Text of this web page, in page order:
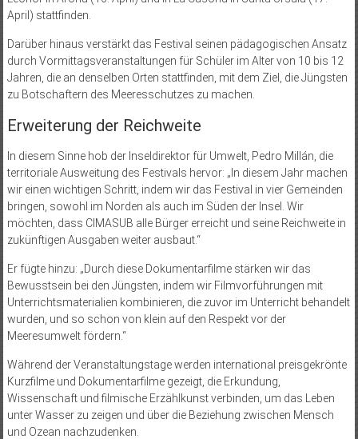
April) stattfinden.
Darüber hinaus verstärkt das Festival seinen pädagogischen Ansatz
durch Vormittagsveranstaltungen für Schüler im Alter von 10 bis 12
Jahren, die an denselben Orten stattfinden, mit dem Ziel, die Jüngsten
zu Botschaftern des Meeresschutzes zu machen.
Erweiterung der Reichweite
In diesem Sinne hob der Inseldirektor für Umwelt, Pedro Millán, die
territoriale Ausweitung des Festivals hervor: „In diesem Jahr machen
wir einen wichtigen Schritt, indem wir das Festival in vier Gemeinden
bringen, sowohl im Norden als auch im Süden der Insel. Wir
möchten, dass CIMASUB alle Bürger erreicht und seine Reichweite in
zukünftigen Ausgaben weiter ausbaut.“
Er fügte hinzu: „Durch diese Dokumentarfilme stärken wir das
Bewusstsein bei den Jüngsten, indem wir Filmvorführungen mit
Unterrichtsmaterialien kombinieren, die zuvor im Unterricht behandelt
wurden, und so schon von klein auf den Respekt vor der
Meeresumwelt fördern.“
Während der Veranstaltungstage werden international preisgekrönte
Kurzfilme und Dokumentarfilme gezeigt, die Erkundung,
Wissenschaft und filmische Erzählkunst verbinden, um das Leben
unter Wasser zu zeigen und über die Beziehung zwischen Mensch
und Ozean nachzudenken.